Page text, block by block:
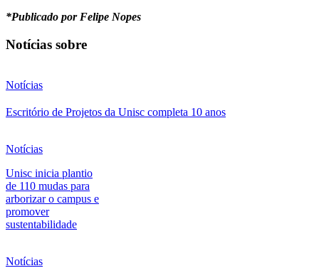
*Publicado por Felipe Nopes
Notícias sobre
Notícias
Escritório de Projetos da Unisc completa 10 anos
Notícias
Unisc inicia plantio
de 110 mudas para
arborizar o campus e
promover
sustentabilidade
Notícias